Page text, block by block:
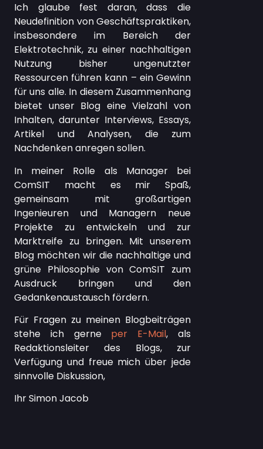
Ich glaube fest daran, dass die
Neudefinition von Geschäftspraktiken,
insbesondere im Bereich der
Elektrotechnik, zu einer nachhaltigen
Nutzung bisher ungenutzter
Ressourcen führen kann – ein Gewinn
für uns alle. In diesem Zusammenhang
bietet unser Blog eine Vielzahl von
Inhalten, darunter Interviews, Essays,
Artikel und Analysen, die zum
Nachdenken anregen sollen.
In meiner Rolle als Manager bei
ComSIT macht es mir Spaß,
gemeinsam mit großartigen
Ingenieuren und Managern neue
Projekte zu entwickeln und zur
Marktreife zu bringen. Mit unserem
Blog möchten wir die nachhaltige und
grüne Philosophie von ComSIT zum
Ausdruck bringen und den
Gedankenaustausch fördern.
Für Fragen zu meinen Blogbeiträgen
stehe ich gerne per E-Mail, als
Redaktionsleiter des Blogs, zur
Verfügung und freue mich über jede
sinnvolle Diskussion,
Ihr Simon Jacob